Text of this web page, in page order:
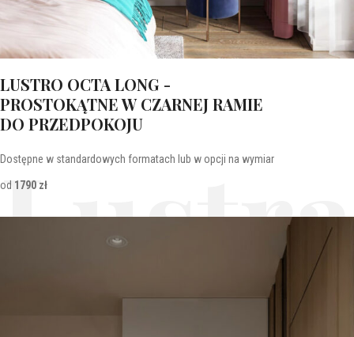
LUSTRO OCTA LONG -
PROSTOKĄTNE W CZARNEJ RAMIE
DO PRZEDPOKOJU
Dostępne w standardowych formatach lub w opcji na wymiar
od 1790 zł